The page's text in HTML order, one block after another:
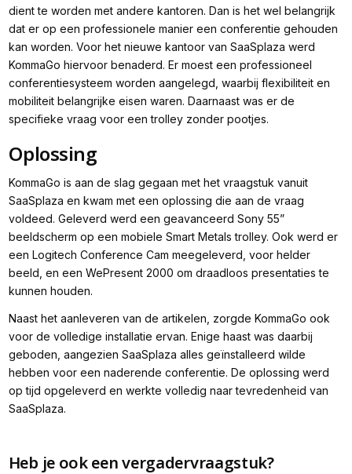
dient te worden met andere kantoren. Dan is het wel belangrijk
dat er op een professionele manier een conferentie gehouden
kan worden. Voor het nieuwe kantoor van SaaSplaza werd
KommaGo hiervoor benaderd. Er moest een professioneel
conferentiesysteem worden aangelegd, waarbij flexibiliteit en
mobiliteit belangrijke eisen waren. Daarnaast was er de
specifieke vraag voor een trolley zonder pootjes.
Oplossing
KommaGo is aan de slag gegaan met het vraagstuk vanuit
SaaSplaza en kwam met een oplossing die aan de vraag
voldeed. Geleverd werd een geavanceerd Sony 55”
beeldscherm op een mobiele Smart Metals trolley. Ook werd er
een Logitech Conference Cam meegeleverd, voor helder
beeld, en een WePresent 2000 om draadloos presentaties te
kunnen houden.
Naast het aanleveren van de artikelen, zorgde KommaGo ook
voor de volledige installatie ervan. Enige haast was daarbij
geboden, aangezien SaaSplaza alles geïnstalleerd wilde
hebben voor een naderende conferentie. De oplossing werd
op tijd opgeleverd en werkte volledig naar tevredenheid van
SaaSplaza.
Heb je ook een vergadervraagstuk?